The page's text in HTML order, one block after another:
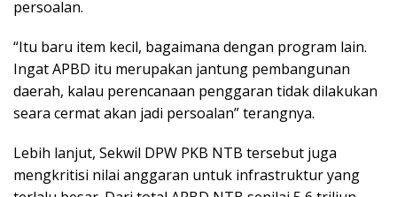
persoalan.
“Itu baru item kecil, bagaimana dengan program lain.
Ingat APBD itu merupakan jantung pembangunan
daerah, kalau perencanaan penggaran tidak dilakukan
seara cermat akan jadi persoalan” terangnya.
Lebih lanjut, Sekwil DPW PKB NTB tersebut juga
mengkritisi nilai anggaran untuk infrastruktur yang